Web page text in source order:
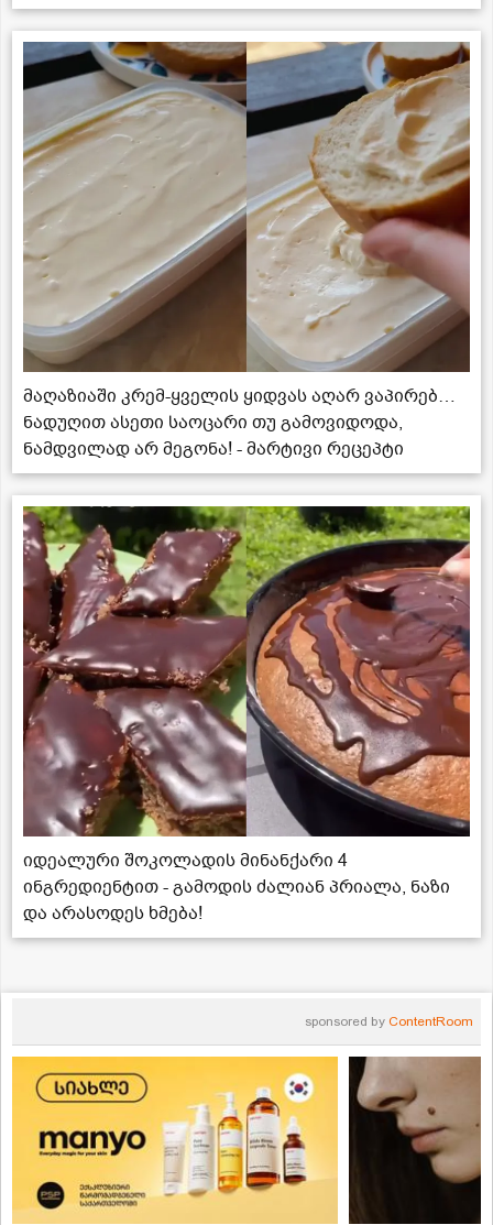
მაღაზიაში კრემ-ყველის ყიდვას აღარ ვაპირებ…
ნადუღით ასეთი საოცარი თუ გამოვიდოდა,
ნამდვილად არ მეგონა! - მარტივი რეცეპტი
იდეალური შოკოლადის მინანქარი 4
ინგრედიენტით - გამოდის ძალიან პრიალა, ნაზი
და არასოდეს ხმება!
sponsored by ContentRoom